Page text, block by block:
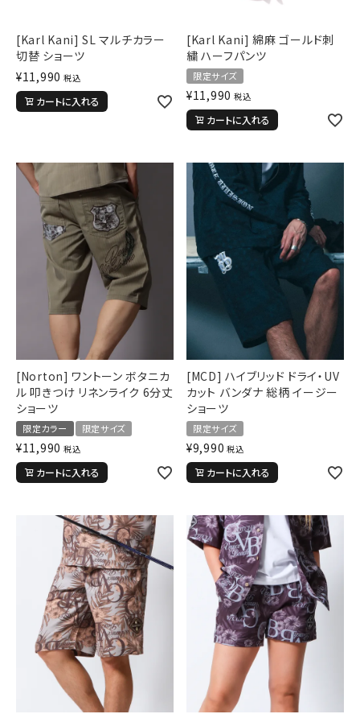
[Karl Kani] SL マルチカラー
切替 ショーツ
¥11,990 税込
カートに入れる
[Karl Kani] 綿麻 ゴールド刺
繍 ハーフパンツ
限定サイズ
¥11,990 税込
カートに入れる
[Norton] ワントーン ボタニカ
ル 叩きつけ リネンライク 6分丈
ショーツ
限定カラー 限定サイズ
¥11,990 税込
カートに入れる
[MCD] ハイブリッド ドライ・UV
カット バンダナ 総柄 イージー
ショーツ
限定サイズ
¥9,990 税込
カートに入れる